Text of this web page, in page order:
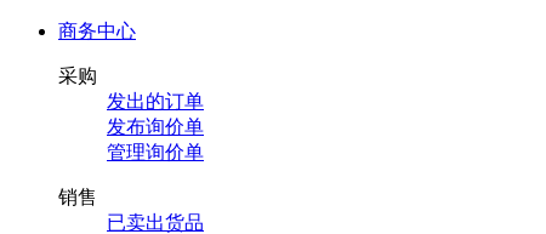
商务中心
采购
发出的订单
发布询价单
管理询价单
销售
已卖出货品